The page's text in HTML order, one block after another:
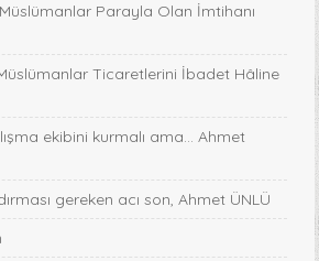
Parayla Olan İmtihanı
Ticaretlerini İbadet Hâline
ekibini kurmalı ama… Ahmet
gereken acı son, Ahmet ÜNLÜ